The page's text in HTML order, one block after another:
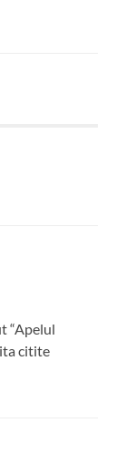
“Apelul
citite